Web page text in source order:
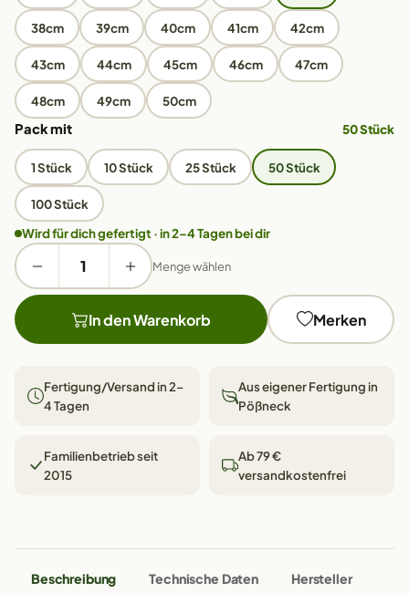
38cm 39cm 40cm 41cm 42cm
43cm 44cm 45cm 46cm 47cm
48cm 49cm 50cm
Pack mit 50 Stück
1 Stück 10 Stück 25 Stück 50 Stück
100 Stück
Wird für dich gefertigt · in 2–4 Tagen bei dir
Menge wählen
In den Warenkorb Merken
Fertigung/Versand in 2–
4 Tagen
Aus eigener Fertigung in
Pößneck
Familienbetrieb seit
2015
Ab 79 €
versandkostenfrei
Beschreibung Technische Daten Hersteller